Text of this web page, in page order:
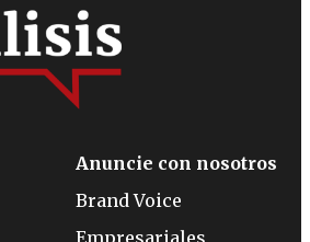
Anuncie con nosotros
Brand Voice